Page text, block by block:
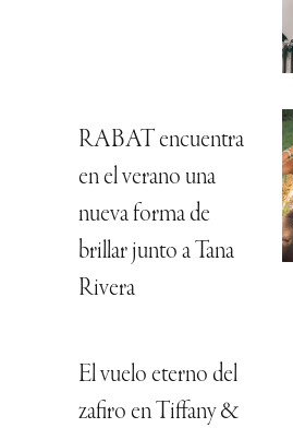
RABAT encuentra
en el verano una
nueva forma de
brillar junto a Tana
Rivera
El vuelo eterno del
zafiro en Tiffany &